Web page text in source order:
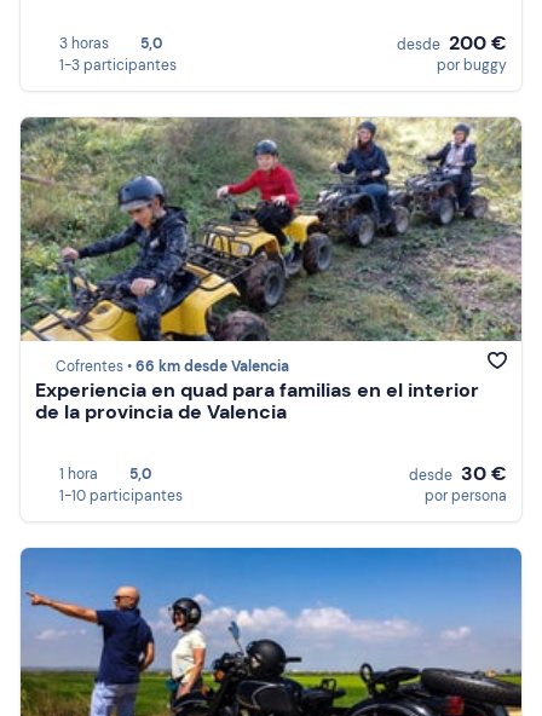
3 horas
5,0
1-3 participantes
desde 200 €
por buggy
Cofrentes •66 km desde Valencia
Experiencia en quad para familias en el interior
de la provincia de Valencia
1 hora
5,0
1-10 participantes
desde 30 €
por persona